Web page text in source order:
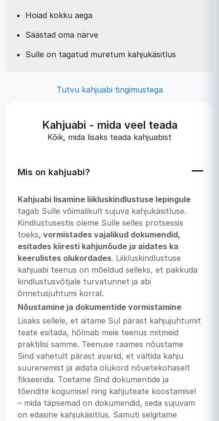
Hoiad kokku aega
Säästad oma närve
Sulle on tagatud muretum kahjukäsitlus
Tutvu kahjuabi tingimustega
Kahjuabi - mida veel teada
Kõik, mida lisaks teada kahjuabist
Mis on kahjuabi?
Kahjuabi lisamine liikluskindlustuse lepingule
tagab Sulle võimalikult sujuva kahjukäsitluse.
Kindlustusestis oleme Sulle selles protsessis
toeks, vormistades vajalikud dokumendid,
esitades kiiresti kahjunõude ja aidates ka
keerulistes olukordades. Liikluskindlustuse
kahjuabi teenus on mõeldud selleks, et pakkuda
kindlustusvõtjale turvatunnet ja abi
õnnetusjuhtumi korral.
Nõustamine ja dokumentide vormistamine
Lisaks sellele, et aitame Sul pärast kahjujuhtumit
teate esitada, hõlmab meie teenus mitmeid
praktilisi samme. Teenuse raames nõustame
Sind vahetult pärast avariid, et vältida kahju
suurenemist ja aidata olukord nõuetekohaselt
fikseerida. Toetame Sind dokumentide ja
tõendite kogumisel ning kahjuteate koostamisel
– mida täpsemad on dokumendid, seda sujuvam
on edasine kahjukäsitlus. Samuti selgitame